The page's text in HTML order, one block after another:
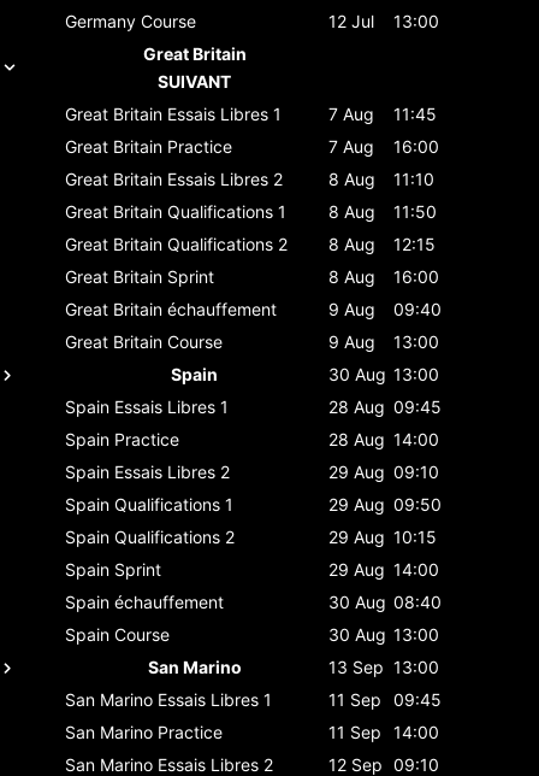
Germany Course 12 Jul
13:00
Great Britain
SUIVANT
Great Britain Essais Libres 1 7 Aug
11:45
Great Britain Practice 7 Aug
16:00
Great Britain Essais Libres 2 8 Aug
11:10
Great Britain Qualifications 1 8 Aug
11:50
Great Britain Qualifications 2 8 Aug
12:15
Great Britain Sprint 8 Aug
16:00
Great Britain échauffement 9 Aug
09:40
Great Britain Course 9 Aug
13:00
Spain
30 Aug 13:00
Spain Essais Libres 1 28 Aug 09:45
Spain Practice 28 Aug 14:00
Spain Essais Libres 2 29 Aug 09:10
Spain Qualifications 1 29 Aug 09:50
Spain Qualifications 2 29 Aug 10:15
Spain Sprint 29 Aug 14:00
Spain échauffement 30 Aug 08:40
Spain Course 30 Aug 13:00
San Marino
13 Sep 13:00
San Marino Essais Libres 1 11 Sep
09:45
San Marino Practice 11 Sep
14:00
San Marino Essais Libres 2 12 Sep 09:10